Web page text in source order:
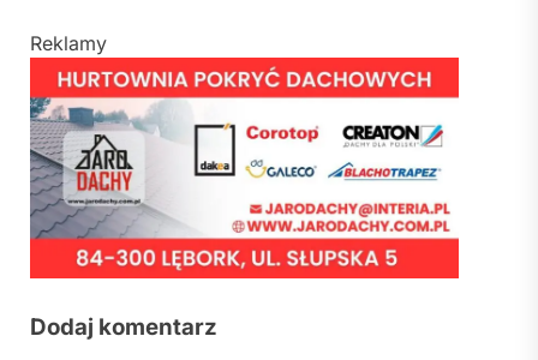
Reklamy
Dodaj komentarz